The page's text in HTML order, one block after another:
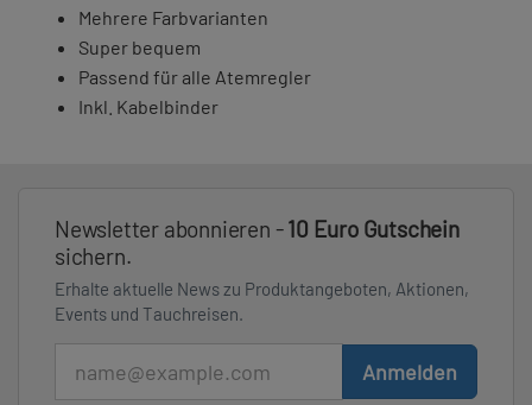
Mehrere Farbvarianten
Super bequem
Passend für alle Atemregler
Inkl. Kabelbinder
Newsletter abonnieren -10 Euro Gutschein
sichern.
Erhalte aktuelle News zu Produktangeboten, Aktionen,
Events und Tauchreisen.
Anmelden